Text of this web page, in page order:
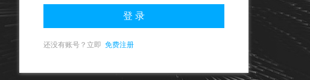
还没有账号？立即 免费注册